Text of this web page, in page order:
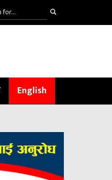
English